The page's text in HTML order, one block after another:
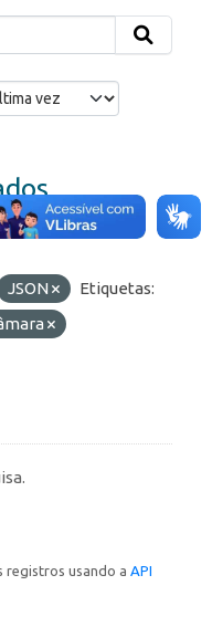
JSON
Etiquetas:
registros usando a API